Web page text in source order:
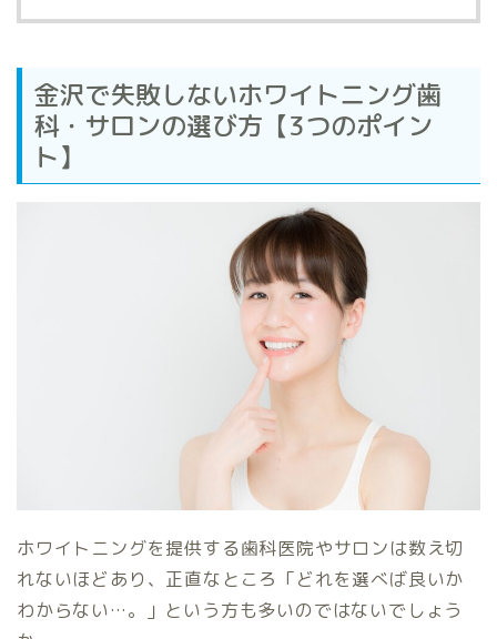
金沢で失敗しないホワイトニング歯
科・サロンの選び方【3つのポイン
ト】
ホワイトニングを提供する歯科医院やサロンは数え切
れないほどあり、正直なところ「どれを選べば良いか
わからない…。」という方も多いのではないでしょう